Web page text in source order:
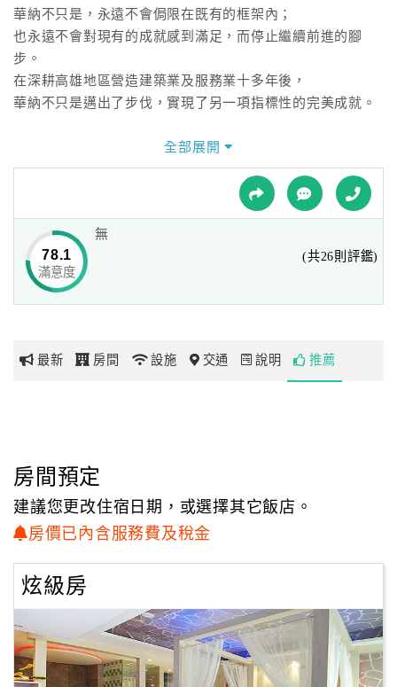
特
色
宿
球
網
玩
地
圖
顧
務
顧
客
華納不只是，永遠不會侷限在既有的框架內；
也永遠不會對現有的成就感到滿足，而停止繼續前進的腳
步。
在深耕高雄地區營造建築業及服務業十多年後，
華納不只是邁出了步伐，實現了另一項指標性的完美成就。
矗立在高雄市區自立路與熱河街口，
流轉著精緻、優雅、奢華巴洛克風範的建築—華納不只是
是裝承著集團經營人夢想與執著的百寶箱。
一項項，將自己視若珍璧的寶物，小心翼翼地擺放在最佳的
配設位置。
在金錢與時間效率至上的環境中，擁有藝術家特質的集團經
營人，
堅持著唯有親自著手打造，才堪擁有灌注自我靈魂的作品。
在充滿濃厚歐式貴族氣息的Logo中，更包含了集團經營人對
於華納不只是Motel的期許，
從法國王室象徵標誌三瓣百合衍生出來的三冠飾與權杖，
也各代表著華納集團所跨足的三項經營領域：營造建設、服
務業、汽車旅館業；
中央巴洛克柱飾部分，與旅館外觀立面巴洛克建築風格相呼
應；
旅館內部，在十一位設計師集力合作下，與集團經營人對於
細節的追求，
全部展開
78.1
滿意度
無
(共26則評鑑)
最新 房間 設施 交通 說明 推薦
房間預定
建議您更改住宿日期，或選擇其它飯店。
房價已內含服務費及稅金
炫級房